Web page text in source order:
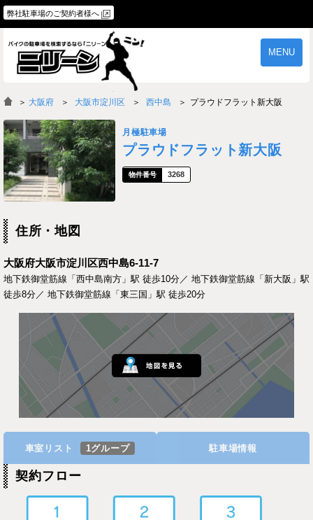
弊社駐車場のご契約者様へ
MENU
物件一覧
よくあるご質問
＞ 大阪府 大阪市淀川区 西中島 プラウドフラット新大阪
月極駐車場
プラウドフラット新大阪
3268
住所・地図
大阪府大阪市淀川区西中島6-11-7
地下鉄御堂筋線「西中島南方」駅 徒歩10分／ 地下鉄御堂筋線「新大阪」駅
徒歩8分／ 地下鉄御堂筋線「東三国」駅 徒歩20分
車室リスト 1グループ 駐車場情報
契約フロー